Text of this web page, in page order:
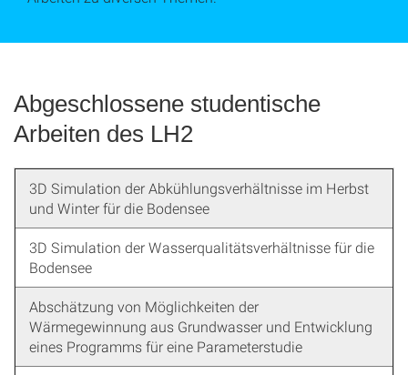
Abgeschlossene studentische
Arbeiten des LH2
3D Simulation der Abkühlungsverhältnisse im Herbst
und Winter für die Bodensee
3D Simulation der Wasserqualitätsverhältnisse für die
Bodensee
Abschätzung von Möglichkeiten der
Wärmegewinnung aus Grundwasser und Entwicklung
eines Programms für eine Parameterstudie